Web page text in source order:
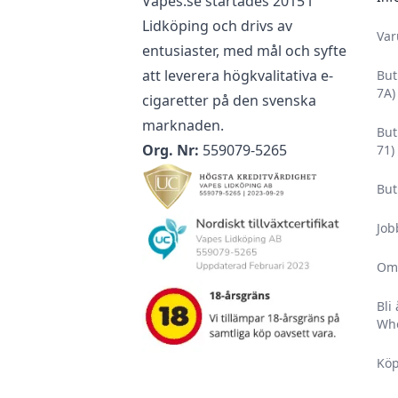
Lidköping och drivs av
entusiaster, med mål och syfte
att leverera högkvalitativa e-
cigaretter på den svenska
marknaden.
Org. Nr: 559079-5265
7A)
71)
Bli